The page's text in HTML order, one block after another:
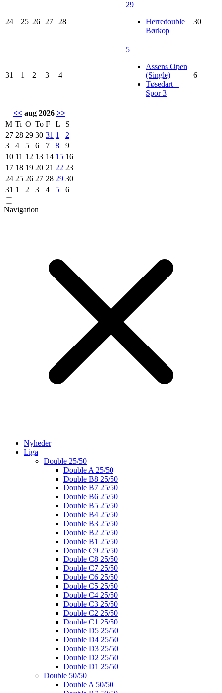
24 25 26 27 28
29
Herredouble
Børkop
30
31 1 2 3 4
5
Assens Open
(Single)
Tøsedart –
Spor 3
6
<< aug 2026 >>
M Ti O To F L
S
27 28 29 30 31 1
2
3
4 5 6 7 8
9
10 11 12 13 14 15 16
17 18 19 20 21 22 23
24 25 26 27 28 29 30
31 1 2 3 4 5 6
Navigation
Nyheder
Liga
Double 25/50
Double A 25/50
Double B8 25/50
Double B7 25/50
Double B6 25/50
Double B5 25/50
Double B4 25/50
Double B3 25/50
Double B2 25/50
Double B1 25/50
Double C9 25/50
Double C8 25/50
Double C7 25/50
Double C6 25/50
Double C5 25/50
Double C4 25/50
Double C3 25/50
Double C2 25/50
Double C1 25/50
Double D5 25/50
Double D4 25/50
Double D3 25/50
Double D2 25/50
Double D1 25/50
Double 50/50
Double A 50/50